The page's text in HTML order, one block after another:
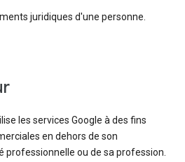
juridiques d'une personne.
les services Google à des fins
en dehors de son
professionnelle ou de sa profession.